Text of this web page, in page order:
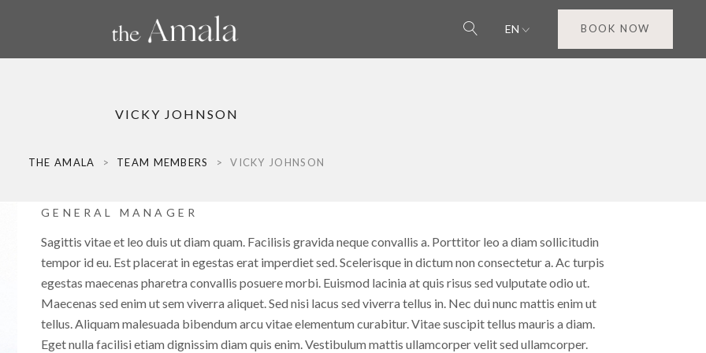
EN BOOK NOW
VICKY JOHNSON
THE AMALA > TEAM MEMBERS > VICKY JOHNSON
GENERAL MANAGER
Sagittis vitae et leo duis ut diam quam. Facilisis gravida neque convallis a. Porttitor leo a diam sollicitudin
tempor id eu. Est placerat in egestas erat imperdiet sed. Scelerisque in dictum non consectetur a. Ac turpis
egestas maecenas pharetra convallis posuere morbi. Euismod lacinia at quis risus sed vulputate odio ut.
Maecenas sed enim ut sem viverra aliquet. Sed nisi lacus sed viverra tellus in. Nec dui nunc mattis enim ut
tellus. Aliquam malesuada bibendum arcu vitae elementum curabitur. Vitae suscipit tellus mauris a diam.
Eget nulla facilisi etiam dignissim diam quis enim. Vestibulum mattis ullamcorper velit sed ullamcorper.